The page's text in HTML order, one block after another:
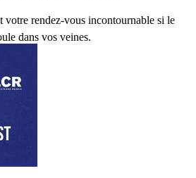
votre rendez-vous incontournable si le
dans vos veines.